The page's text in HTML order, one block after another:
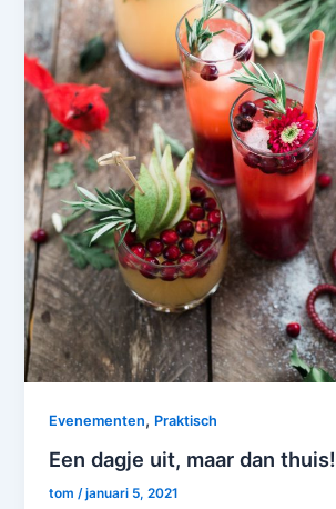
Evenementen, Praktisch
Een dagje uit, maar dan thuis!
tom /januari 5, 2021